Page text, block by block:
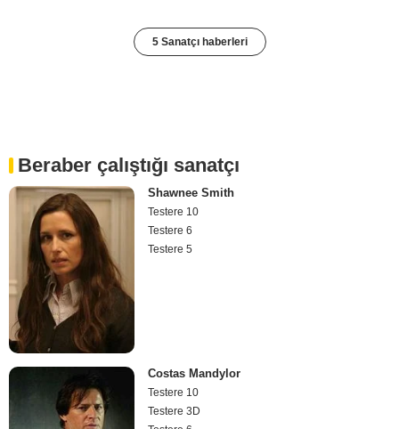
5 Sanatçı haberleri
Beraber çalıştığı sanatçı
Shawnee Smith
Testere 10
Testere 6
Testere 5
Costas Mandylor
Testere 10
Testere 3D